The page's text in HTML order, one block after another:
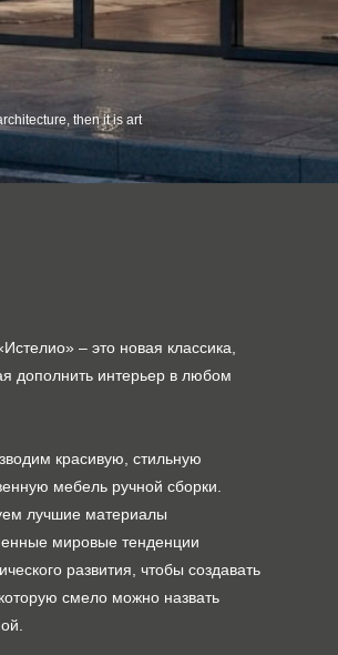
then it is art
– это новая классика,
дополнить интерьер в любом
красивую, стильную
мебель ручной сборки.
лучшие материалы
мировые тенденции
развития, чтобы создавать
смело можно назвать